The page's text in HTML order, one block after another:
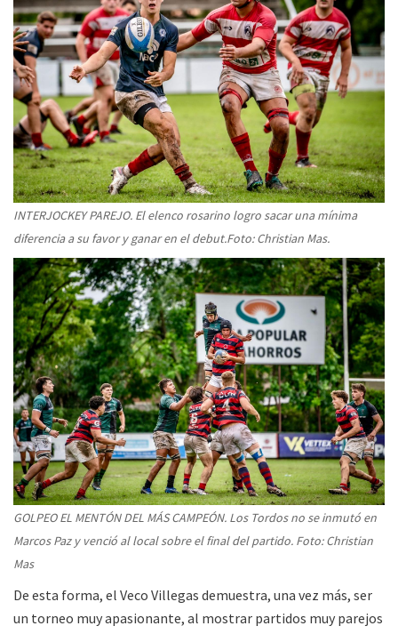
INTERJOCKEY PAREJO. El elenco rosarino logro sacar una mínima
diferencia a su favor y ganar en el debut.Foto: Christian Mas.
GOLPEO EL MENTÓN DEL MÁS CAMPEÓN. Los Tordos no se inmutó en
Marcos Paz y venció al local sobre el final del partido. Foto: Christian
Mas
De esta forma, el Veco Villegas demuestra, una vez más, ser
un torneo muy apasionante, al mostrar partidos muy parejos